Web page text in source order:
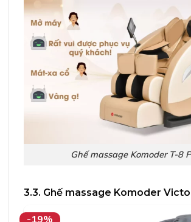
Ghế massage Komoder T-8
3.3. Ghế massage Komoder
-19%